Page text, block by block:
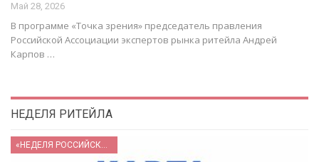
Май 28, 2026
В программе «Точка зрения» председатель правления
Российской Ассоциации экспертов рынка ритейла Андрей
Карпов …
НЕДЕЛЯ РИТЕЙЛА
«НЕДЕЛЯ РОССИЙСКОГО РИТЕЙЛА» 2026